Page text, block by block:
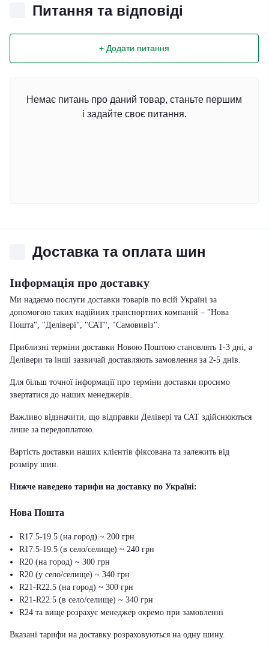
Питання та відповіді
+ Додати питання
Немає питань про даний товар, станьте першим
і задайте своє питання.
Доставка та оплата шин
Інформація про доставку
Ми надаємо послуги доставки товарів по всій Україні за
допомогою таких надійних транспортних компаній – "Нова
Пошта", "Делівері", "САТ", "Самовивіз".
Приблизні терміни доставки Новою Поштою становлять 1-3 дні, а
Делівери та інші зазвичай доставляють замовлення за 2-5 днів.
Для більш точної інформації про терміни доставки просимо
звертатися до наших менеджерів.
Важливо відзначити, що відправки Делівері та САТ здійснюються
лише за передоплатою.
Вартість доставки наших клієнтів фіксована та залежить від
розміру шин.
Нижче наведено тарифи на доставку по Україні:
Нова Пошта
R17.5-19.5 (на город) ~ 200 грн
R17.5-19.5 (в село/селище) ~ 240 грн
R20 (на город) ~ 300 грн
R20 (у село/селище) ~ 340 грн
R21-R22.5 (на город) ~ 300 грн
R21-R22.5 (в село/селище) ~ 340 грн
R24 та вище розрахує менеджер окремо при замовленні
Вказані тарифи на доставку розраховуються на одну шину.